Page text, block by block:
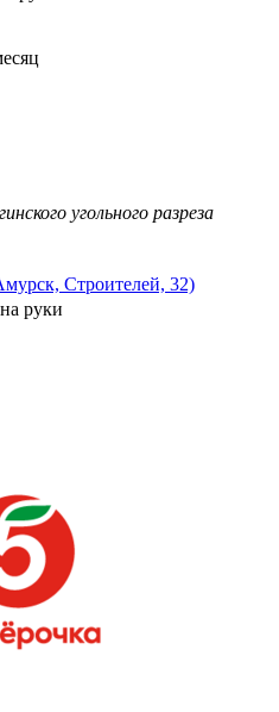
угольного разреза
Строителей, 32)
на руки